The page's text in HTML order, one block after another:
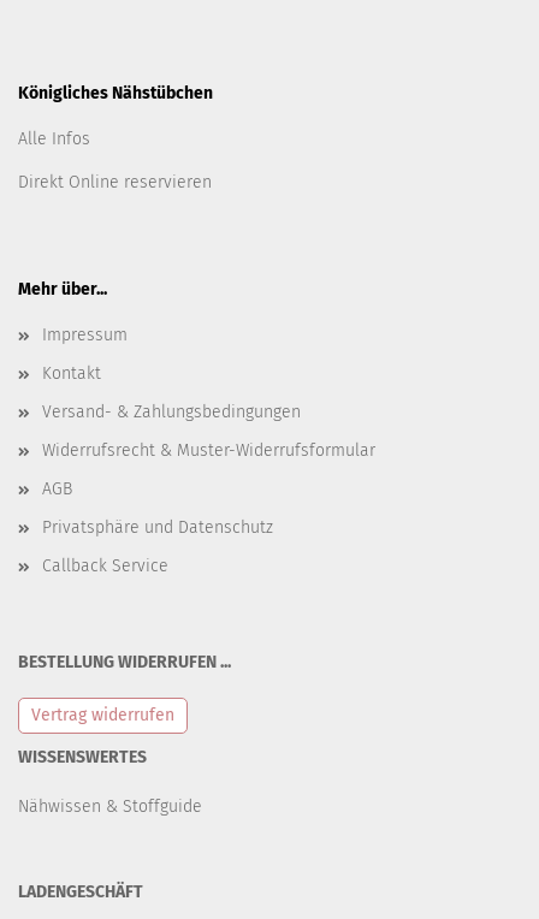
Königliches Nähstübchen
Alle Infos
Direkt Online reservieren
Mehr über...
Impressum
Kontakt
Versand- & Zahlungsbedingungen
Widerrufsrecht & Muster-Widerrufsformular
AGB
Privatsphäre und Datenschutz
Callback Service
BESTELLUNG WIDERRUFEN ...
Vertrag widerrufen
WISSENSWERTES
Nähwissen & Stoffguide
LADENGESCHÄFT